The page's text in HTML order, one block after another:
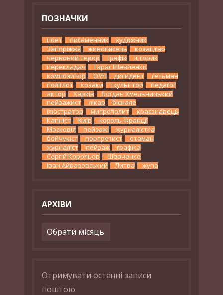
ПОЗНАЧКИ
поет письменник
художник
Запоріжжя
живописець
козацтво
червоний терор
графік
історик
перекладач
Тарас Шевченко
композитор
ОУН дисидент
гетьман
поліглот
козаки скульптор
педагог
актор
Харків
Богдан Хмельницький
пейзажист
лікар
бієнале
ілюстратор
митрополит
краєзнавець
Капніст
Київ
король Франції
Московія
пейзажі
журналістка
бойчукіст
портретист
отаман
журналіст
пейзаж
графіка
Сергій Корольов
Шевченко
Іван Айвазовський
Литва жупа
АРХІВИ
Архіви
Отримувати останні записи
поштою